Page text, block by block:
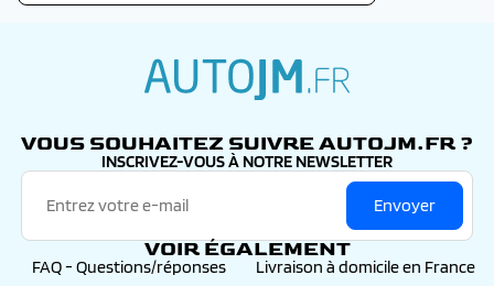
VOUS SOUHAITEZ SUIVRE AUTOJM.FR ?
INSCRIVEZ-VOUS À NOTRE NEWSLETTER
Envoyer
VOIR ÉGALEMENT
FAQ - Questions/réponses
Livraison à domicile en France